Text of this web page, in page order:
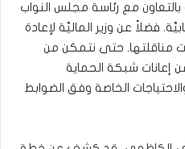
بالتعاون مع رئاسة مجلس النواب
فضلاً عن وزير الماليَّة لإعادة
مناقلتها. حتى نتمكن من
إعانات شبكة الحماية
الخاصة وفق الضوابط